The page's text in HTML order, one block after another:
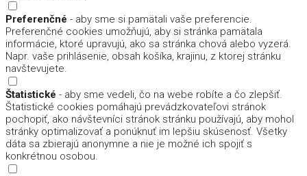
Preferenčné - aby sme si pamätali vaše preferencie.
Preferenčné cookies umožňujú, aby si stránka pamätala
informácie, ktoré upravujú, ako sa stránka chová alebo vyzerá.
Napr. vaše prihlásenie, obsah košíka, krajinu, z ktorej stránku
navštevujete.
Štatistické - aby sme vedeli, čo na webe robíte a čo zlepšiť.
Štatistické cookies pomáhajú prevádzkovateľovi stránok
pochopiť, ako návštevníci stránok stránku používajú, aby mohol
stránky optimalizovať a ponúknuť im lepšiu skúsenosť. Všetky
dáta sa zbierajú anonymne a nie je možné ich spojiť s
konkrétnou osobou.